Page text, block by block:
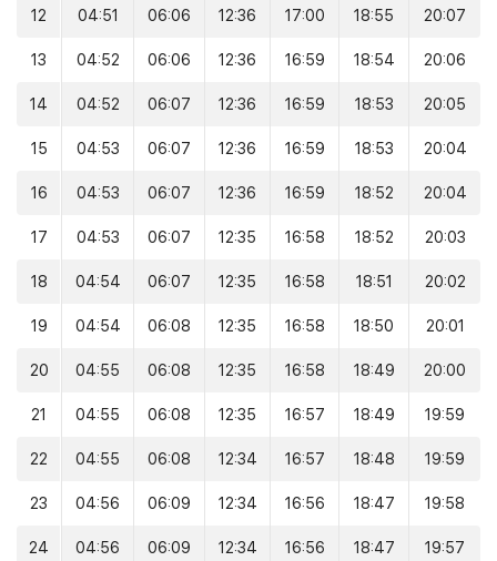
12 04:51 06:06 12:36 17:00 18:55 20:07
13 04:52 06:06 12:36 16:59 18:54 20:06
14 04:52 06:07 12:36 16:59 18:53 20:05
15 04:53 06:07 12:36 16:59 18:53 20:04
16 04:53 06:07 12:36 16:59 18:52 20:04
17 04:53 06:07 12:35 16:58 18:52 20:03
18 04:54 06:07 12:35 16:58 18:51 20:02
19 04:54 06:08 12:35 16:58 18:50 20:01
20 04:55 06:08 12:35 16:58 18:49 20:00
21 04:55 06:08 12:35 16:57 18:49 19:59
22 04:55 06:08 12:34 16:57 18:48 19:59
23 04:56 06:09 12:34 16:56 18:47 19:58
24 04:56 06:09 12:34 16:56 18:47 19:57